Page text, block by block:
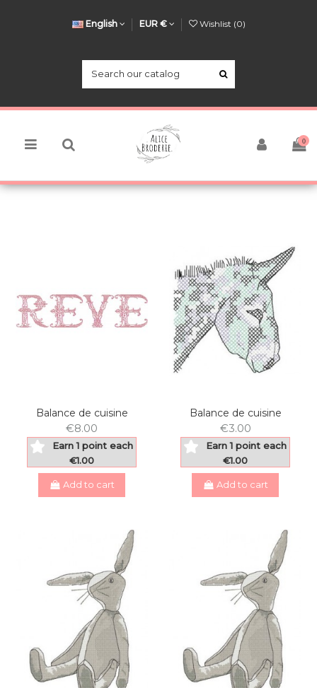
English EUR € Wishlist (0)
0
Balance de cuisine
€8.00
Earn 1 point each
€1.00
Add to cart
Balance de cuisine
€3.00
Earn 1 point each
€1.00
Add to cart